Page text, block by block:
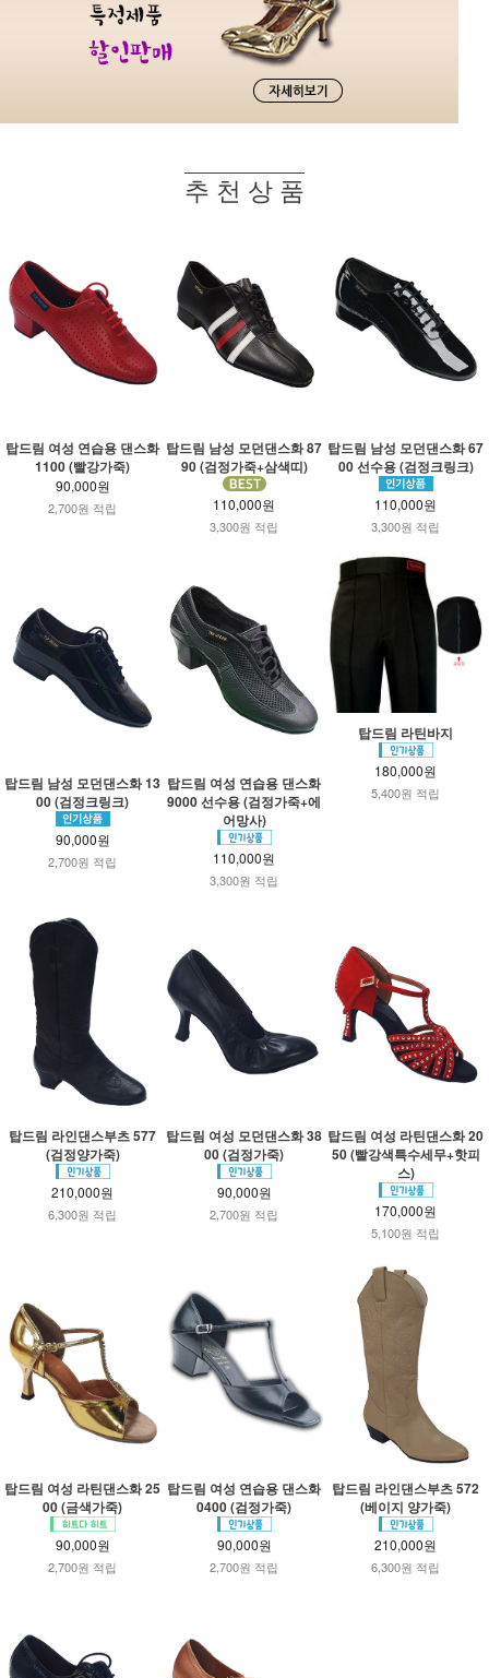
추 천 상 품
탑드림 여성 연습용 댄스화
1100 (빨강가죽)
90,000원
2,700원 적립
탑드림 남성 모던댄스화 87
90 (검정가죽+삼색띠)
110,000원
3,300원 적립
탑드림 남성 모던댄스화 67
00 선수용 (검정크링크)
110,000원
3,300원 적립
탑드림 남성 모던댄스화 13
00 (검정크링크)
90,000원
2,700원 적립
탑드림 여성 연습용 댄스화
9000 선수용 (검정가죽+에
어망사)
110,000원
3,300원 적립
탑드림 라틴바지
180,000원
5,400원 적립
탑드림 라인댄스부츠 577
(검정양가죽)
210,000원
6,300원 적립
탑드림 여성 모던댄스화 38
00 (검정가죽)
90,000원
2,700원 적립
탑드림 여성 라틴댄스화 20
50 (빨강색특수세무+핫피
스)
170,000원
5,100원 적립
탑드림 여성 라틴댄스화 25
00 (금색가죽)
90,000원
2,700원 적립
탑드림 여성 연습용 댄스화
0400 (검정가죽)
90,000원
2,700원 적립
탑드림 라인댄스부츠 572
(베이지 양가죽)
210,000원
6,300원 적립